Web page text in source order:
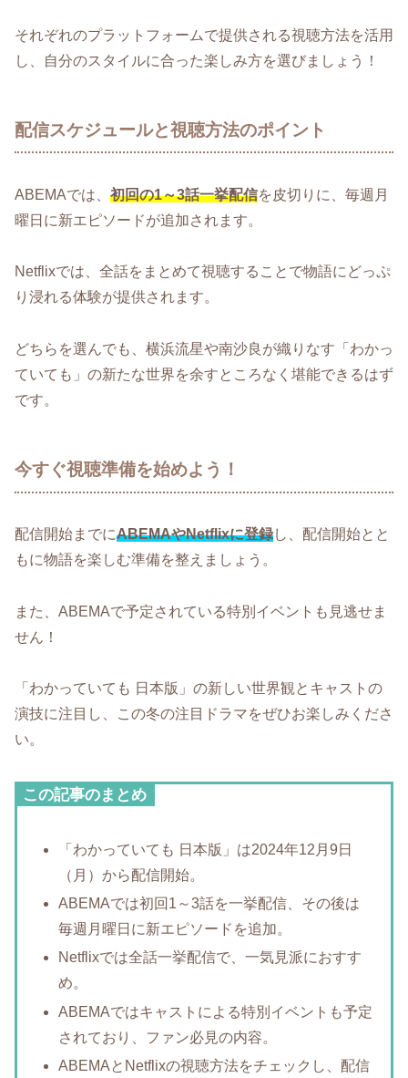
それぞれのプラットフォームで提供される視聴方法を活用
し、自分のスタイルに合った楽しみ方を選びましょう！
配信スケジュールと視聴方法のポイント
ABEMAでは、 初回の1～3話一挙配信を皮切りに、毎週月
曜日に新エピソードが追加されます。
Netflixでは、全話をまとめて視聴することで物語にどっぷ
り浸れる体験が提供されます。
どちらを選んでも、横浜流星や南沙良が織りなす「わかっ
ていても」の新たな世界を余すところなく堪能できるはず
です。
今すぐ視聴準備を始めよう！
配信開始までにABEMAやNetflixに登録し、配信開始とと
もに物語を楽しむ準備を整えましょう。
また、ABEMAで予定されている特別イベントも見逃せま
せん！
「わかっていても 日本版」の新しい世界観とキャストの
演技に注目し、この冬の注目ドラマをぜひお楽しみくださ
い。
この記事のまとめ
「わかっていても 日本版」は2024年12月9日
（月）から配信開始。
ABEMAでは初回1～3話を一挙配信、その後は
毎週月曜日に新エピソードを追加。
Netflixでは全話一挙配信で、一気見派におすす
め。
ABEMAではキャストによる特別イベントも予定
されており、ファン必見の内容。
ABEMAとNetflixの視聴方法をチェックし、配信